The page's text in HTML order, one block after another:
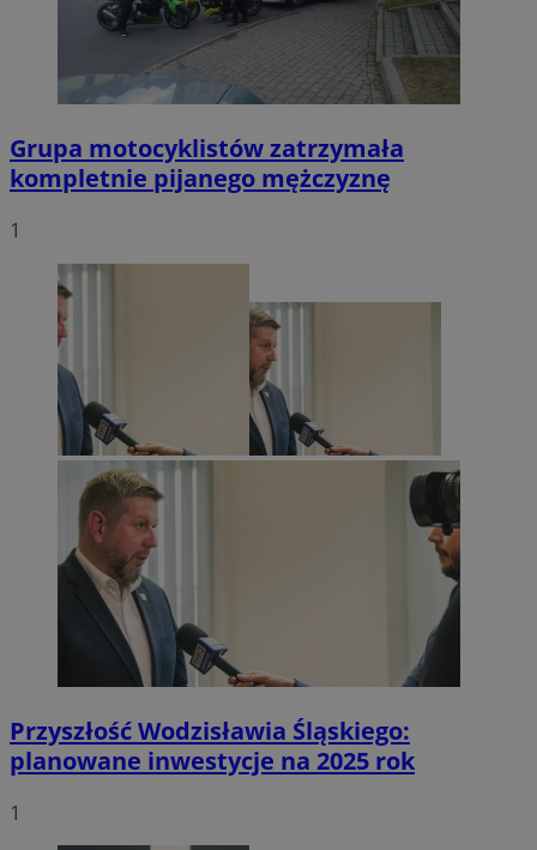
Grupa motocyklistów zatrzymała
kompletnie pijanego mężczyznę
1
Przyszłość Wodzisławia Śląskiego:
planowane inwestycje na 2025 rok
1